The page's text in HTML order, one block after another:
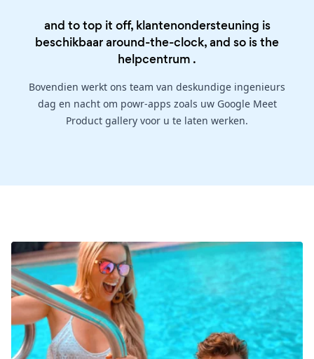
and to top it off, klantenondersteuning is
beschikbaar around-the-clock, and so is the
helpcentrum .
Bovendien werkt ons team van deskundige ingenieurs
dag en nacht om powr-apps zoals uw Google Meet
Product gallery voor u te laten werken.